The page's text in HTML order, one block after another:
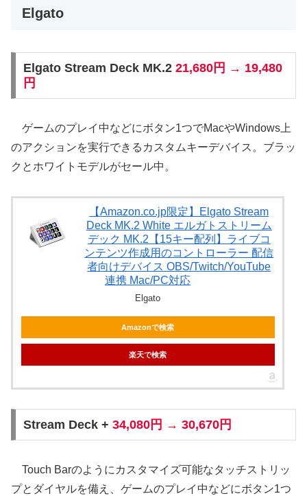
Elgato
Elgato Stream Deck MK.2 21,680円 → 19,480
円
ゲームのプレイ中などにボタン1つでMacやWindows上
のアクションを実行できるカスタムキーデバイス。ブラッ
クとホワイトモデルがセール中。
【Amazon.co.jp限定】Elgato Stream
Deck MK.2 White エルガトストリーム
デック MK.2【15キー配列】ライブコ
ンテンツ作成用のコントローラー 配信
者向けデバイス OBS/Twitch​/YouTube
連携 Mac/PC対応
Elgato
Amazonで検索
楽天で検索
Stream Deck + 34,080円 → 30,670円
Touch Barのようにカスタマイズ可能なタッチストリッ
プとダイヤルを備え、ゲームのプレイ中などにボタン1つ